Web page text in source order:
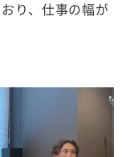
り、仕事の幅が